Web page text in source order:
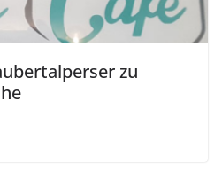
zu